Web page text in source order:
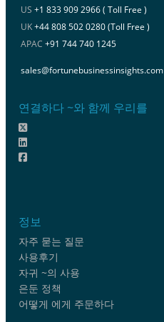
US +1 833 909 2966 ( Toll Free )
UK+44 808 502 0280 (Toll Free )
APAC +91 744 740 1245
sales@fortunebusinessinsights.com
연결하다 ~와 함께 우리를
정보
자주 묻는 질문
사용후기
자귀 ~의 사용
은둔 정책
어떻게 에게 주문하다